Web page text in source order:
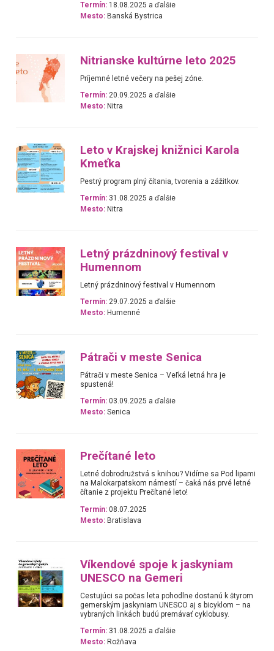
Termín: 18.08.2025 a ďalšie
Mesto: Banská Bystrica
Nitrianske kultúrne leto 2025
Príjemné letné večery na pešej zóne.
Termín: 20.09.2025 a ďalšie
Mesto: Nitra
Leto v Krajskej knižnici Karola
Kmeťka
Pestrý program plný čítania, tvorenia a zážitkov.
Termín: 31.08.2025 a ďalšie
Mesto: Nitra
Letný prázdninový festival v
Humennom
Letný prázdninový festival v Humennom
Termín: 29.07.2025 a ďalšie
Mesto: Humenné
Pátrači v meste Senica
Pátrači v meste Senica – Veľká letná hra je
spustená!
Termín: 03.09.2025 a ďalšie
Mesto: Senica
Prečítané leto
Letné dobrodružstvá s knihou? Vidíme sa Pod lipami
na Malokarpatskom námestí – čaká nás prvé letné
čítanie z projektu Prečítané leto!
Termín: 08.07.2025
Mesto: Bratislava
Víkendové spoje k jaskyniam
UNESCO na Gemeri
Cestujúci sa počas leta pohodlne dostanú k štyrom
gemerským jaskyniam UNESCO aj s bicyklom – na
vybraných linkách budú premávať cyklobusy.
Termín: 31.08.2025 a ďalšie
Mesto: Rožňava